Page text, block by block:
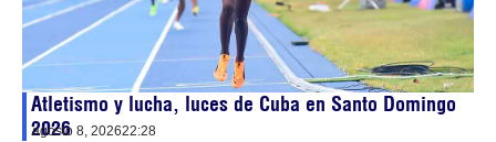
Atletismo y lucha, luces de Cuba en Santo Domingo
2026
agosto 8, 202622:28